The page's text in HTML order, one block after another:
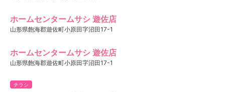
ホームセンタームサシ 遊佐店
山形県飽海郡遊佐町小原田字沼田17-1
ホームセンタームサシ 遊佐店
山形県飽海郡遊佐町小原田字沼田17-1
チラシ